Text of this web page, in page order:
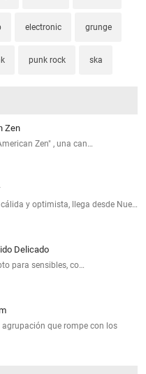
electronic grunge
punk rock ska
Zen
Zen" , una can…
y optimista, llega desde Nue…
Delicado
para sensibles, co…
agrupación que rompe con los